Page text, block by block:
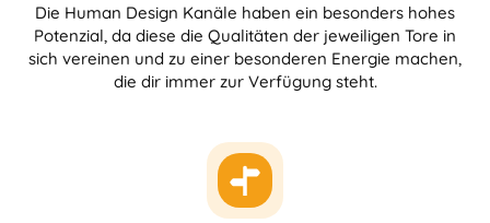
Die Human Design Kanäle haben ein besonders hohes
Potenzial, da diese die Qualitäten der jeweiligen Tore in
sich vereinen und zu einer besonderen Energie machen,
die dir immer zur Verfügung steht.